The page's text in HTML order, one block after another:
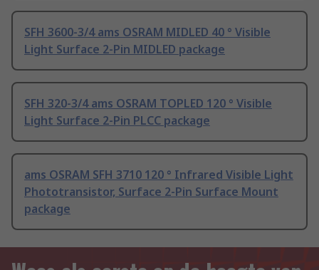
SFH 3600-3/4 ams OSRAM MIDLED 40 ° Visible
Light Surface 2-Pin MIDLED package
SFH 320-3/4 ams OSRAM TOPLED 120 ° Visible
Light Surface 2-Pin PLCC package
ams OSRAM SFH 3710 120 ° Infrared Visible Light
Phototransistor, Surface 2-Pin Surface Mount
package